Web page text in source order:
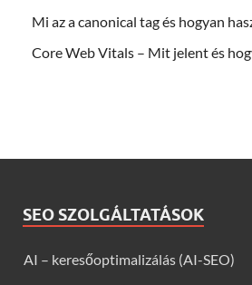
Mi az a canonical tag és hogyan
Core Web Vitals – Mit jelent és
SEO SZOLGÁLTATÁSOK
AI – keresőoptimalizálás (AI-SEO)